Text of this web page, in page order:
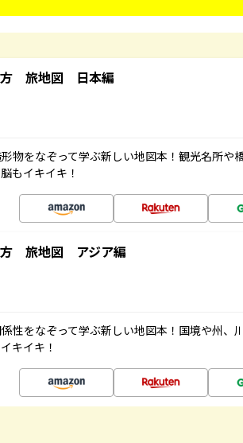
方 旅地図 日本編
物をなぞって学ぶ新しい地図本！観光名所や
もイキイキ！
方 旅地図 アジア編
性をなぞって学ぶ新しい地図本！国境や州、
キイキ！